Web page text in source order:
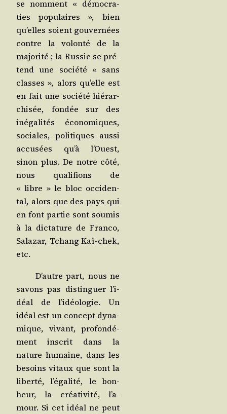
se nomment « démo­cra­
ties popu­laires », bien
qu’elles soient gou­ver­nées
contre la volon­té de la
majo­ri­té ; la Rus­sie se pré­
tend une socié­té « sans
classes », alors qu’elle est
en fait une socié­té hié­rar­
chi­sée, fon­dée sur des
inéga­li­tés éco­no­miques,
sociales, poli­tiques aus­si
accu­sées qu’à l’Ouest,
sinon plus. De notre côté,
nous qua­li­fions de
« libre » le bloc occi­den­
tal, alors que des pays qui
en font par­tie sont sou­mis
à la dic­ta­ture de Fran­co,
Sala­zar, Tchang Kaï-chek,
etc.
D’autre part, nous ne
savons pas dis­tin­guer l’i­
déal de l’i­déo­lo­gie. Un
idéal est un concept dyna­
mique, vivant, pro­fon­dé­
ment ins­crit dans la
nature humaine, dans les
besoins vitaux que sont la
liber­té, l’é­ga­li­té, le bon­
heur, la créa­ti­vi­té, l’a­
mour. Si cet idéal ne peut